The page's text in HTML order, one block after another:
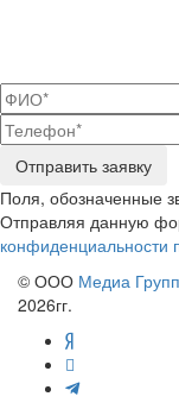
Отправить заявку
Поля, обозначенные
Отправляя данную
конфиденциальности
© ООО Медиа
2026гг.